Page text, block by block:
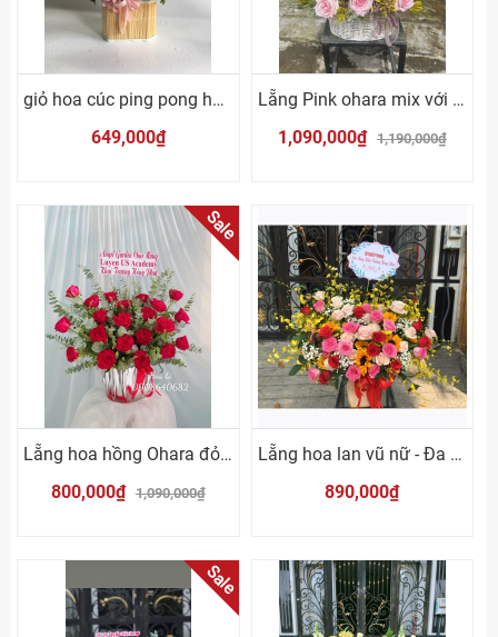
giỏ hoa cúc ping pong hồng
649,000₫
Lẵng Pink ohara mix với cỏ hoa Nam Phi
1,090,000₫ 1,190,000₫
Sale
Lẵng hoa hồng Ohara đỏ mix lá bạc
800,000₫ 1,090,000₫
Lẵng hoa lan vũ nữ - Đa sắc
890,000₫
Sale